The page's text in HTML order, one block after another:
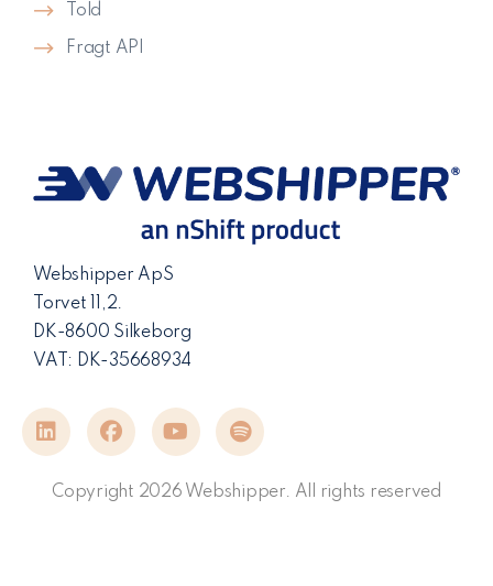
Webshipper ApS
Torvet 11,2.
DK-8600 Silkeborg
VAT: DK-35668934
Told
Fragt API
Copyright 2026 Webshipper. All rights reserved